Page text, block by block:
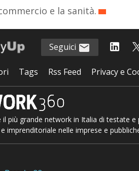
e la sanità.
Seguici
Tags Rss Feed Privacy e
più grande network in Italia di testate e
imprenditoriale nelle imprese e